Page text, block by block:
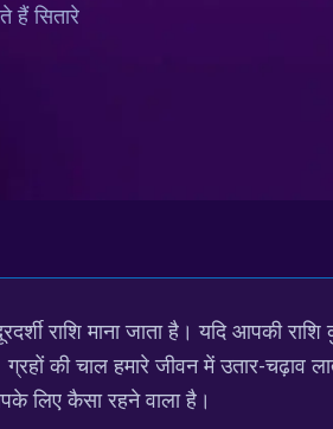
हैं सितारे
राशि माना जाता है। यदि आपकी
की चाल हमारे जीवन में उतार-चढ़ाव
लिए कैसा रहने वाला है।